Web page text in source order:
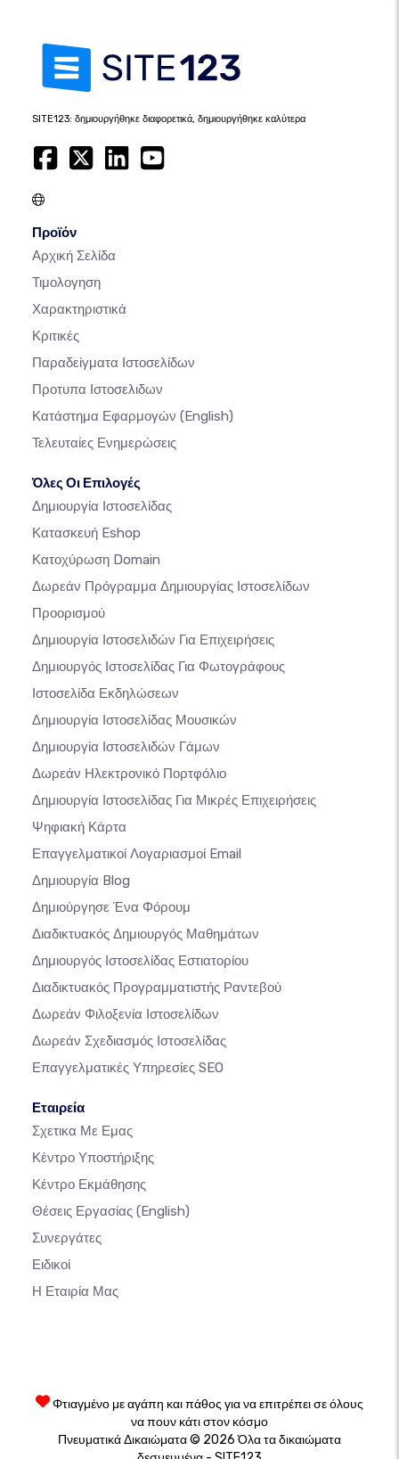
SITE123: δημιουργήθηκε διαφορετικά, δημιουργήθηκε καλύτερα
Προϊόν
Αρχική Σελίδα
Τιμολογηση
Χαρακτηριστικά
Κριτικές
Παραδείγματα Ιστοσελίδων
Προτυπα Ιστοσελιδων
Κατάστημα Εφαρμογών (English)
Τελευταίες Ενημερώσεις
Όλες Οι Επιλογές
Δημιουργία Ιστοσελίδας
Κατασκευή Eshop
Κατοχύρωση Domain
Δωρεάν Πρόγραμμα Δημιουργίας Ιστοσελίδων
Προορισμού
Δημιουργία Ιστοσελιδών Για Επιχειρήσεις
Δημιουργός Ιστοσελίδας Για Φωτογράφους
Ιστοσελίδα Εκδηλώσεων
Δημιουργία Ιστοσελίδας Μουσικών
Δημιουργία Ιστοσελιδών Γάμων
Δωρεάν Ηλεκτρονικό Πορτφόλιο
Δημιουργία Ιστοσελίδας Για Μικρές Επιχειρήσεις
Ψηφιακή Κάρτα
Επαγγελματικοί Λογαριασμοί Email
Δημιουργία Blog
Δημιούργησε Ένα Φόρουμ
Διαδικτυακός Δημιουργός Μαθημάτων
Δημιουργός Ιστοσελίδας Εστιατορίου
Διαδικτυακός Προγραμματιστής Ραντεβού
Δωρεάν Φιλοξενία Ιστοσελίδων
Δωρεάν Σχεδιασμός Ιστοσελίδας
Επαγγελματικές Υπηρεσίες SEO
Εταιρεία
Σχετικα Με Εμας
Κέντρο Υποστήριξης
Κέντρο Εκμάθησης
Θέσεις Εργασίας (English)
Συνεργάτες
Ειδικοί
Η Εταιρία Μας
Φτιαγμένο με αγάπη και πάθος για να επιτρέπει σε όλους
να πουν κάτι στον κόσμο
Πνευματικά Δικαιώματα © 2026 Όλα τα δικαιώματα